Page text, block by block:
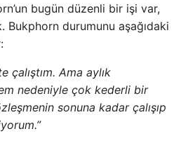
bugün düzenli bir işi var,
durumunu aşağıdaki
çalıştım. Ama aylık
nedeniyle çok kederli bir
sonuna kadar çalışıp